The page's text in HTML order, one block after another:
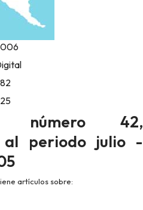
número 42,
al periodo julio -
artículos sobre: